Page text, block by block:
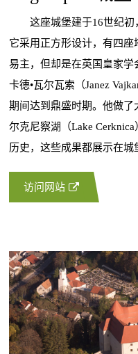
这座城堡建于16世纪初
它采用正方形设计，有四
易主，但却是在英国皇家学
卡德•瓦尔瓦索（Janez
期间达到鼎盛时期。他做
尔克尼察湖（Lake
历史，这些成果都展示在城
访问网站